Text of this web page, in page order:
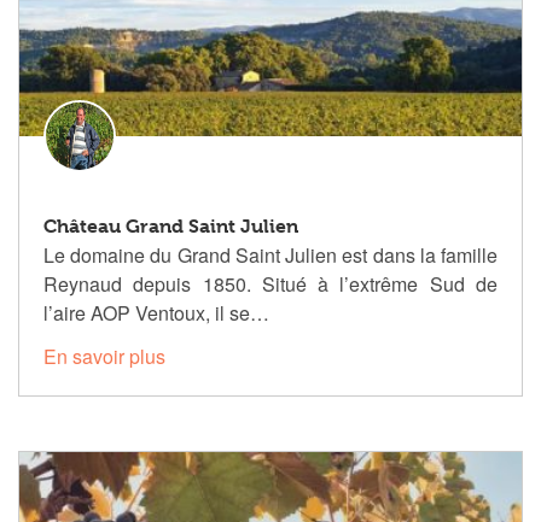
Château Grand Saint Julien
Le domaine du Grand Saint Julien est dans la famille
Reynaud depuis 1850. Situé à l’extrême Sud de
l’aire AOP Ventoux, il se…
En savoir plus